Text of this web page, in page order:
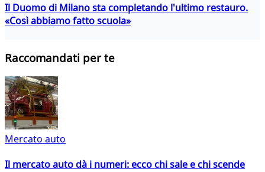
Il Duomo di Milano sta completando l'ultimo restauro.
«Così abbiamo fatto scuola»
Raccomandati per te
Mercato auto
Il mercato auto dà i numeri: ecco chi sale e chi scende